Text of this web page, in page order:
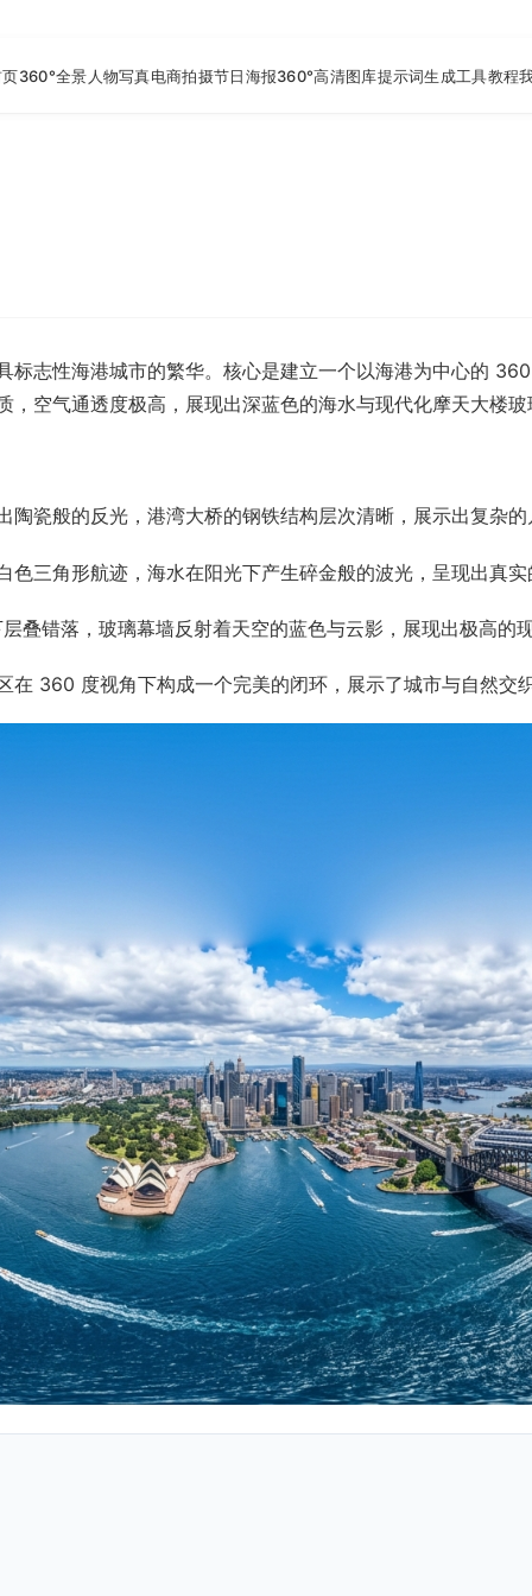
360°全景 人物写真电商拍摄节日海报360°高清图库提示词生成工具教程
标志性海港城市的繁华。核心是建立一个以海港为中心的
空气通透度极高，展现出深蓝色的海水与现代化摩天大楼
陶瓷般的反光，港湾大桥的钢铁结构层次清晰，展示出复杂
色三角形航迹，海水在阳光下产生碎金般的波光，呈现出真
叠错落，玻璃幕墙反射着天空的蓝色与云影，展现出极高的
在 360 度视角下构成一个完美的闭环，展示了城市与自然交